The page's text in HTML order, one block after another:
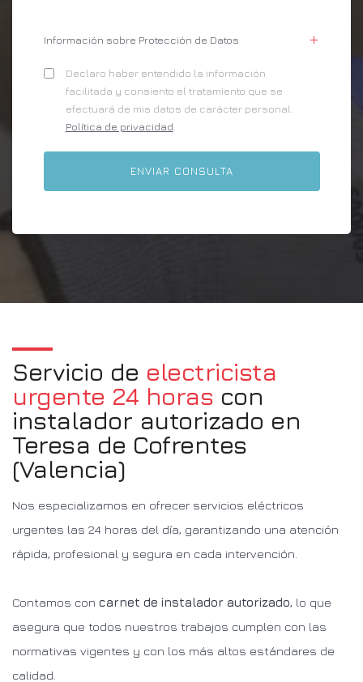
Información sobre Protección de Datos
Declaro haber entendido la información
facilitada y consiento el tratamiento que se
efectuará de mis datos de carácter personal.
Política de privacidad
Servicio de electricista
urgente 24 horas con
instalador autorizado en
Teresa de Cofrentes
(Valencia)
Nos especializamos en ofrecer servicios eléctricos
urgentes las 24 horas del día, garantizando una atención
rápida, profesional y segura en cada intervención.
Contamos con carnet de instalador autorizado, lo que
asegura que todos nuestros trabajos cumplen con las
normativas vigentes y con los más altos estándares de
calidad.